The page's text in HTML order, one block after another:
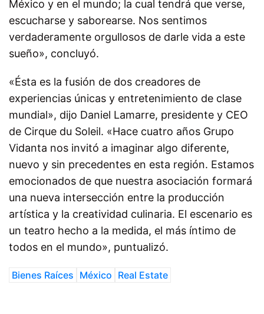
México y en el mundo; la cual tendrá que verse,
escucharse y saborearse. Nos sentimos
verdaderamente orgullosos de darle vida a este
sueño», concluyó.
«Ésta es la fusión de dos creadores de
experiencias únicas y entretenimiento de clase
mundial», dijo Daniel Lamarre, presidente y CEO
de Cirque du Soleil. «Hace cuatro años Grupo
Vidanta nos invitó a imaginar algo diferente,
nuevo y sin precedentes en esta región. Estamos
emocionados de que nuestra asociación formará
una nueva intersección entre la producción
artística y la creatividad culinaria. El escenario es
un teatro hecho a la medida, el más íntimo de
todos en el mundo», puntualizó.
Bienes Raíces México Real Estate